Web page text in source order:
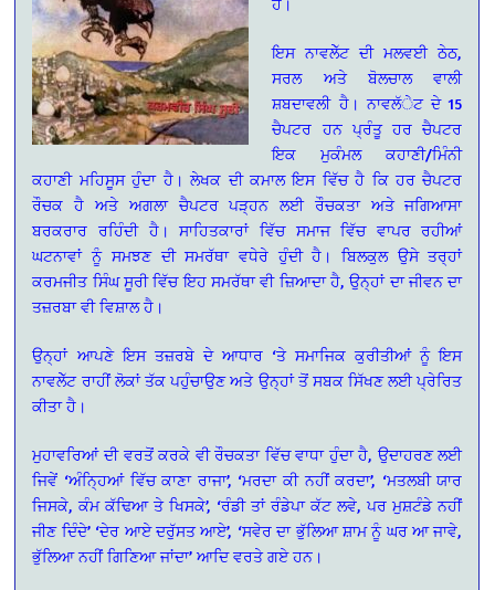
ਹੈ।
ਇਸ ਨਾਵਲੇੱਟ ਦੀ ਮਲਵਈ ਠੇਠ,
ਸਰਲ ਅਤੇ ਬੋਲਚਾਲ ਵਾਲੀ
ਸ਼ਬਦਾਵਲੀ ਹੈ। ਨਾਵਲੱੇਟ ਦੇ 15
ਚੈਪਟਰ ਹਨ ਪ੍ਰੰਤੂ ਹਰ ਚੈਪਟਰ
ਇਕ ਮੁਕੰਮਲ ਕਹਾਣੀ/ਮਿੰਨੀ
ਕਹਾਣੀ ਮਹਿਸੂਸ ਹੁੰਦਾ ਹੈ। ਲੇਖਕ ਦੀ ਕਮਾਲ ਇਸ ਵਿੱਚ ਹੈ ਕਿ ਹਰ ਚੈਪਟਰ
ਰੌਚਕ ਹੈ ਅਤੇ ਅਗਲਾ ਚੈਪਟਰ ਪੜ੍ਹਨ ਲਈ ਰੌਚਕਤਾ ਅਤੇ ਜਗਿਆਸਾ
ਬਰਕਰਾਰ ਰਹਿੰਦੀ ਹੈ। ਸਾਹਿਤਕਾਰਾਂ ਵਿੱਚ ਸਮਾਜ ਵਿੱਚ ਵਾਪਰ ਰਹੀਆਂ
ਘਟਨਾਵਾਂ ਨੂੰ ਸਮਝਣ ਦੀ ਸਮਰੱਥਾ ਵਧੇਰੇ ਹੁੰਦੀ ਹੈ। ਬਿਲਕੁਲ ਉਸੇ ਤਰ੍ਹਾਂ
ਕਰਮਜੀਤ ਸਿੰਘ ਸੂਰੀ ਵਿੱਚ ਇਹ ਸਮਰੱਥਾ ਵੀ ਜ਼ਿਆਦਾ ਹੈ, ਉਨ੍ਹਾਂ ਦਾ ਜੀਵਨ ਦਾ
ਤਜ਼ਰਬਾ ਵੀ ਵਿਸ਼ਾਲ ਹੈ।
ਉਨ੍ਹਾਂ ਆਪਣੇ ਇਸ ਤਜ਼ਰਬੇ ਦੇ ਆਧਾਰ ‘ਤੇ ਸਮਾਜਿਕ ਕੁਰੀਤੀਆਂ ਨੂੰ ਇਸ
ਨਾਵਲੇੱਟ ਰਾਹੀਂ ਲੋਕਾਂ ਤੱਕ ਪਹੁੰਚਾਉਣ ਅਤੇ ਉਨ੍ਹਾਂ ਤੋਂ ਸਬਕ ਸਿੱਖਣ ਲਈ ਪ੍ਰੇਰਿਤ
ਕੀਤਾ ਹੈ।
ਮੁਹਾਵਰਿਆਂ ਦੀ ਵਰਤੋਂ ਕਰਕੇ ਵੀ ਰੌਚਕਤਾ ਵਿੱਚ ਵਾਧਾ ਹੁੰਦਾ ਹੈ, ਉਦਾਹਰਣ ਲਈ
ਜਿਵੇਂ ‘ਅੰਨ੍ਹਿਆਂ ਵਿੱਚ ਕਾਣਾ ਰਾਜਾ’, ‘ਮਰਦਾ ਕੀ ਨਹੀਂ ਕਰਦਾ’, ‘ਮਤਲਬੀ ਯਾਰ
ਜਿਸਕੇ, ਕੰਮ ਕੱਢਿਆ ਤੇ ਖਿਸਕੇ’, ‘ਰੰਡੀ ਤਾਂ ਰੰਡੇਪਾ ਕੱਟ ਲਵੇ, ਪਰ ਮੁਸ਼ਟੰਡੇ ਨਹੀਂ
ਜੀਣ ਦਿੰਦੇ’ ‘ਦੇਰ ਆਏ ਦਰੁੱਸਤ ਆਏ’, ‘ਸਵੇਰ ਦਾ ਭੁੱਲਿਆ ਸ਼ਾਮ ਨੂੰ ਘਰ ਆ ਜਾਵੇ,
ਭੁੱਲਿਆ ਨਹੀਂ ਗਿਣਿਆ ਜਾਂਦਾ’ ਆਦਿ ਵਰਤੇ ਗਏ ਹਨ।